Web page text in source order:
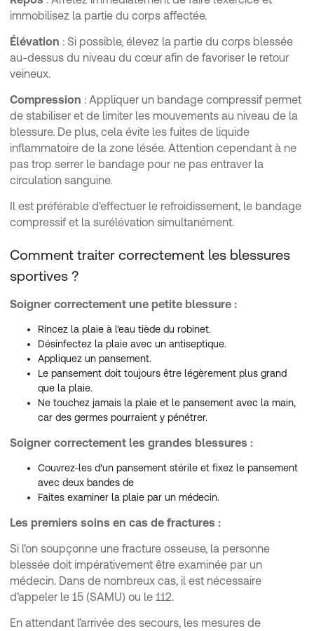
immobilisez la partie du corps affectée.
Élévation : Si possible, élevez la partie du corps blessée
au-dessus du niveau du cœur afin de favoriser le retour
veineux.
Compression : Appliquer un bandage compressif permet
de stabiliser et de limiter les mouvements au niveau de la
blessure. De plus, cela évite les fuites de liquide
inflammatoire de la zone lésée. Attention cependant à ne
pas trop serrer le bandage pour ne pas entraver la
circulation sanguine.
Il est préférable d'effectuer le refroidissement, le bandage
compressif et la surélévation simultanément.
Comment traiter correctement les blessures
sportives ?
Soigner correctement une petite blessure :
Rincez la plaie à l'eau tiède du robinet.
Désinfectez la plaie avec un antiseptique.
Appliquez un pansement.
Le pansement doit toujours être légèrement plus grand
que la plaie.
Ne touchez jamais la plaie et le pansement avec la main,
car des germes pourraient y pénétrer.
Soigner correctement les grandes blessures :
Couvrez-les d'un pansement stérile et fixez le pansement
avec deux bandes de
Faites examiner la plaie par un médecin.
Les premiers soins en cas de fractures :
Si l'on soupçonne une fracture osseuse, la personne
blessée doit impérativement être examinée par un
médecin. Dans de nombreux cas, il est nécessaire
d’appeler le 15 (SAMU) ou le 112.
En attendant l’arrivée des secours, les mesures de